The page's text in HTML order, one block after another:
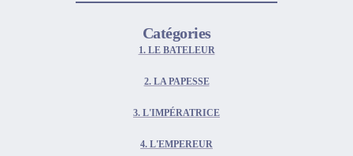
Catégories
1. LE BATELEUR
2. LA PAPESSE
3. L'IMPÉRATRICE
4. L'EMPEREUR